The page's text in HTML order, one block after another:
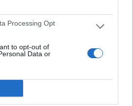
Processing Opt
to opt-out of
Data or